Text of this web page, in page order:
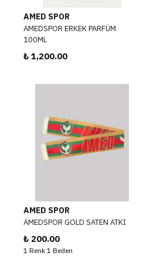
AMED SPOR
AMEDSPOR ERKEK PARFÜM
100ML
₺ 1,200.00
AMED SPOR
AMEDSPOR GOLD SATEN ATKI
₺ 200.00
1 Renk 1 Beden